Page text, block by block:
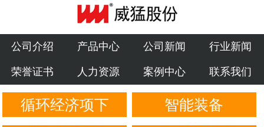
公司介绍
产品中心
公司新闻
行业新闻
公司介绍 产品中心 公司新闻 行业新闻
荣誉证书 人力资源 案例中心 联系我们
循环经济项下 智能装备